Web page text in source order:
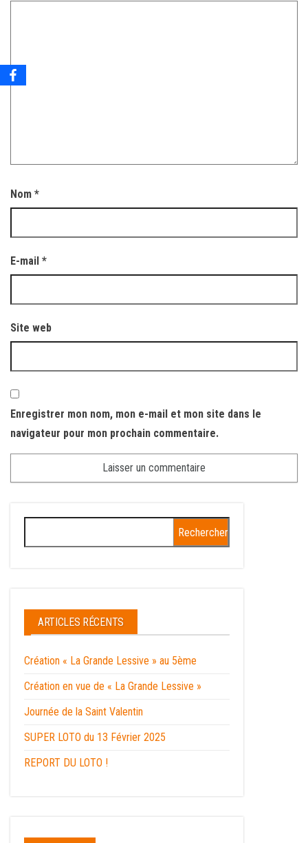
Nom *
E-mail *
Site web
Enregistrer mon nom, mon e-mail et mon site dans le
navigateur pour mon prochain commentaire.
ARTICLES RÉCENTS
Création « La Grande Lessive » au 5ème
Création en vue de « La Grande Lessive »
Journée de la Saint Valentin
SUPER LOTO du 13 Février 2025
REPORT DU LOTO !